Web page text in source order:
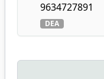
9634727891
DEA